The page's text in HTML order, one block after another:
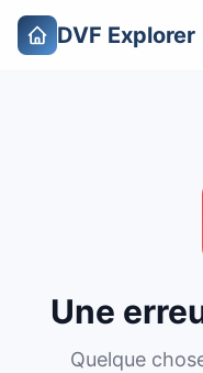
DVF Explorer
Une
Quelque